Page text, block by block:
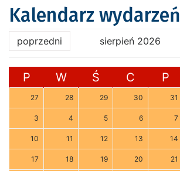
Kalendarz wydarzeń
poprzedni sierpień 2026
P W Ś C P
27 28 29 30 31
3 4 5 6 7
10 11 12 13 14
17 18 19 20 21